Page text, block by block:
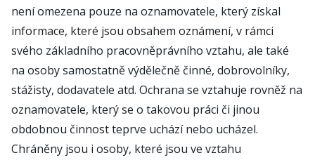
není omezena pouze na oznamovatele, který získal
informace, které jsou obsahem oznámení, v rámci
svého základního pracovněprávního vztahu, ale také
na osoby samostatně výdělečně činné, dobrovolníky,
stážisty, dodavatele atd. Ochrana se vztahuje rovněž na
oznamovatele, který se o takovou práci či jinou
obdobnou činnost teprve uchází nebo ucházel.
Chráněny jsou i osoby, které jsou ve vztahu